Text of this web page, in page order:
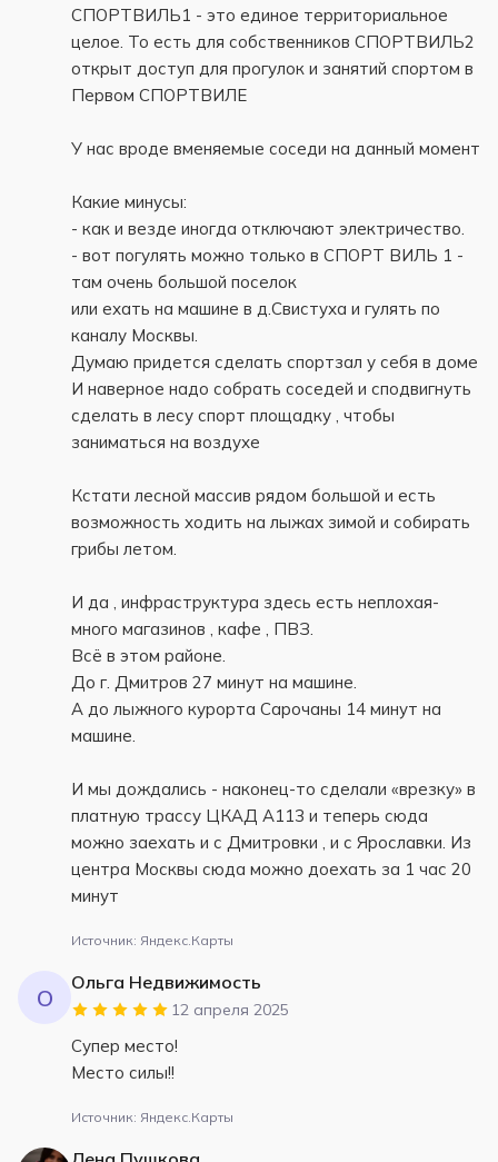
СПОРТВИЛЬ1 - это единое территориальное
целое. То есть для собственников СПОРТВИЛЬ2
открыт доступ для прогулок и занятий спортом в
Первом СПОРТВИЛЕ
У нас вроде вменяемые соседи на данный момент
Какие минусы:
- как и везде иногда отключают электричество.
- вот погулять можно только в СПОРТ ВИЛЬ 1 -
там очень большой поселок
или ехать на машине в д.Свистуха и гулять по
каналу Москвы.
Думаю придется сделать спортзал у себя в доме
И наверное надо собрать соседей и сподвигнуть
сделать в лесу спорт площадку , чтобы
заниматься на воздухе
Кстати лесной массив рядом большой и есть
возможность ходить на лыжах зимой и собирать
грибы летом.
И да , инфраструктура здесь есть неплохая-
много магазинов , кафе , ПВЗ.
Всё в этом районе.
До г. Дмитров 27 минут на машине.
А до лыжного курорта Сарочаны 14 минут на
машине.
И мы дождались - наконец-то сделали «врезку» в
платную трассу ЦКАД А113 и теперь сюда
можно заехать и с Дмитровки , и с Ярославки. Из
центра Москвы сюда можно доехать за 1 час 20
минут
Источник: Яндекс.Карты
О
Ольга Недвижимость
12 апреля 2025
Супер место!
Место силы!!
Источник: Яндекс.Карты